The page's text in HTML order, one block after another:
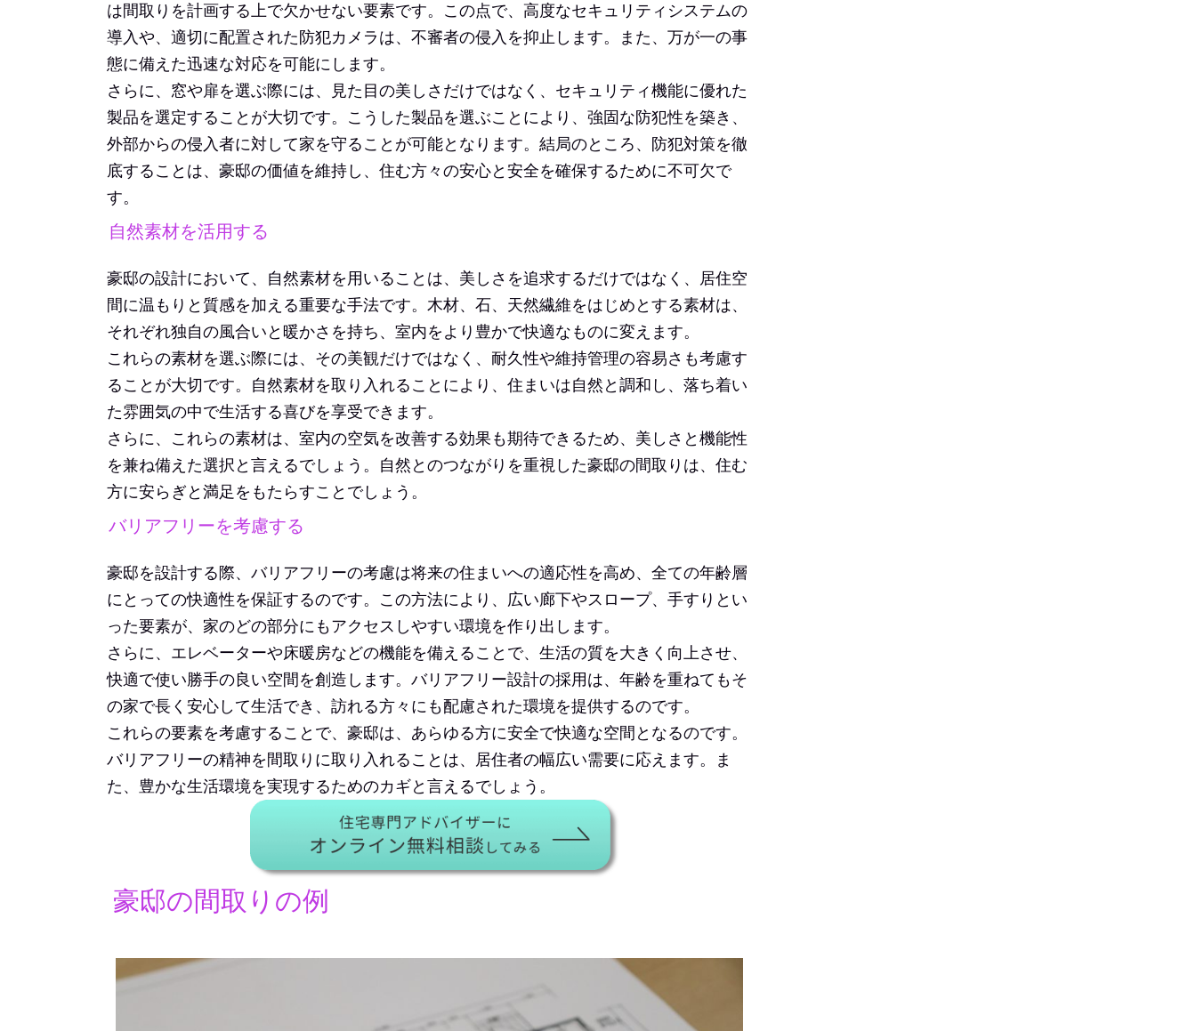
は間取りを計画する上で欠かせない要素です。この点で、高度なセキュリティシステムの
導入や、適切に配置された防犯カメラは、不審者の侵入を抑止します。また、万が一の事
態に備えた迅速な対応を可能にします。
さらに、窓や扉を選ぶ際には、見た目の美しさだけではなく、セキュリティ機能に優れた
製品を選定することが大切です。こうした製品を選ぶことにより、強固な防犯性を築き、
外部からの侵入者に対して家を守ることが可能となります。結局のところ、防犯対策を徹
底することは、豪邸の価値を維持し、住む方々の安心と安全を確保するために不可欠で
す。
自然素材を活用する
豪邸の設計において、自然素材を用いることは、美しさを追求するだけではなく、居住空
間に温もりと質感を加える重要な手法です。木材、石、天然繊維をはじめとする素材は、
それぞれ独自の風合いと暖かさを持ち、室内をより豊かで快適なものに変えます。
これらの素材を選ぶ際には、その美観だけではなく、耐久性や維持管理の容易さも考慮す
ることが大切です。自然素材を取り入れることにより、住まいは自然と調和し、落ち着い
た雰囲気の中で生活する喜びを享受できます。
さらに、これらの素材は、室内の空気を改善する効果も期待できるため、美しさと機能性
を兼ね備えた選択と言えるでしょう。自然とのつながりを重視した豪邸の間取りは、住む
方に安らぎと満足をもたらすことでしょう。
バリアフリーを考慮する
豪邸を設計する際、バリアフリーの考慮は将来の住まいへの適応性を高め、全ての年齢層
にとっての快適性を保証するのです。この方法により、広い廊下やスロープ、手すりとい
った要素が、家のどの部分にもアクセスしやすい環境を作り出します。
さらに、エレベーターや床暖房などの機能を備えることで、生活の質を大きく向上させ、
快適で使い勝手の良い空間を創造します。バリアフリー設計の採用は、年齢を重ねてもそ
の家で長く安心して生活でき、訪れる方々にも配慮された環境を提供するのです。
これらの要素を考慮することで、豪邸は、あらゆる方に安全で快適な空間となるのです。
バリアフリーの精神を間取りに取り入れることは、居住者の幅広い需要に応えます。ま
た、豊かな生活環境を実現するためのカギと言えるでしょう。
豪邸の間取りの例